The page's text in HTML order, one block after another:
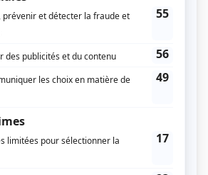
rendez-vous chez un
du sport ?
vous chez un kiné du sport est
traiter des blessures sportives et
Il peut vous aider à
condition physique et votre
adaptés à la fois à votre corps
Il peut également diagnostiquer et
musculo-squelettiques et vous
remettre rapidement / en toute